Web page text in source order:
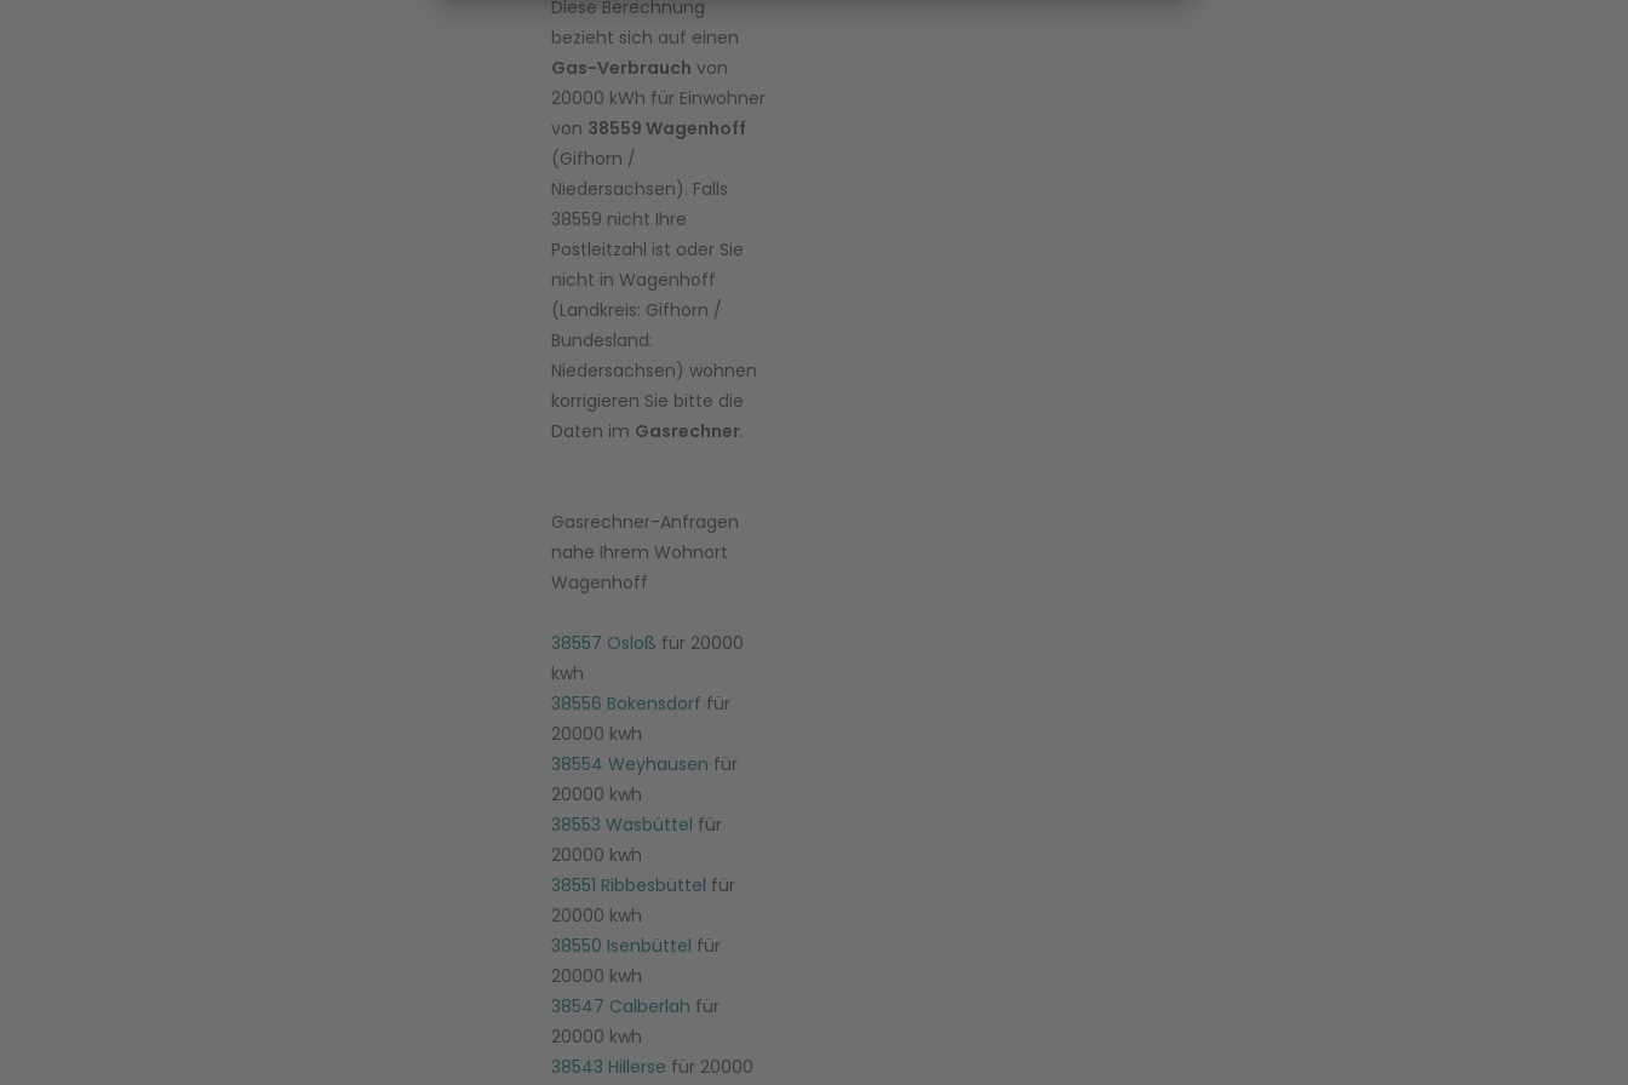
Inhalt zur
Liste der
verwend
eten
Technolo
hinzuzuf
ügen.
powered
by
Usercent
rics
Manage
ment
Platform
Diese Berechnung
bezieht sich auf einen
Gas-Verbrauch von
20000 kWh für Einwohner
von 38559 Wagenhoff
(Gifhorn /
Niedersachsen). Falls
38559 nicht Ihre
Postleitzahl ist oder Sie
nicht in Wagenhoff
(Landkreis: Gifhorn /
Bundesland:
Niedersachsen) wohnen
korrigieren Sie bitte die
Daten im Gasrechner.
Gasrechner-Anfragen
nahe Ihrem Wohnort
Wagenhoff
38557 Osloß für 20000
kwh
38556 Bokensdorf für
20000 kwh
38554 Weyhausen für
20000 kwh
38553 Wasbüttel für
20000 kwh
38551 Ribbesbüttel für
20000 kwh
38550 Isenbüttel für
20000 kwh
38547 Calberlah für
20000 kwh
38543 Hillerse für 20000